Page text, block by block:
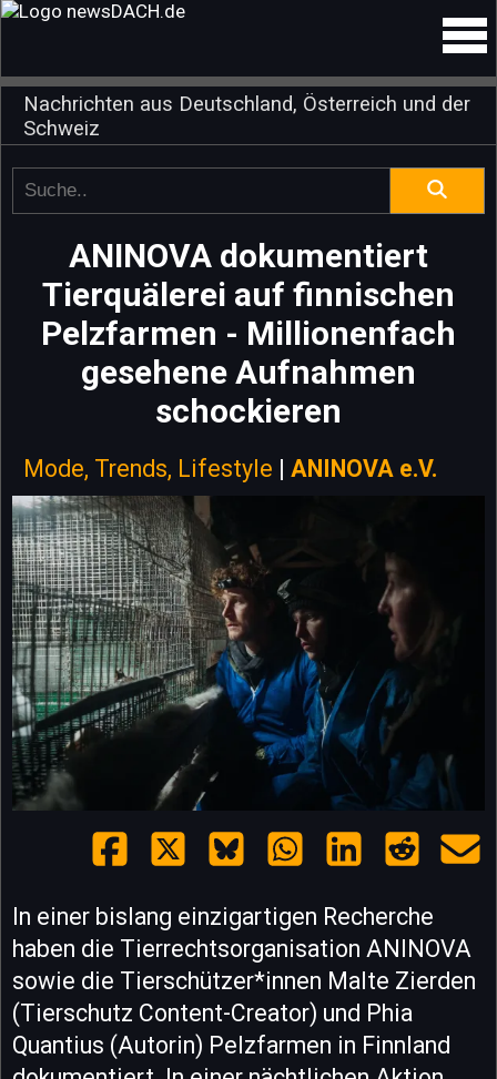
Nachrichten aus Deutschland, Österreich und der
Schweiz
ANINOVA dokumentiert
Tierquälerei auf finnischen
Pelzfarmen - Millionenfach
gesehene Aufnahmen
schockieren
Mode, Trends, Lifestyle | ANINOVA e.V.
In einer bislang einzigartigen Recherche
haben die Tierrechtsorganisation ANINOVA
sowie die Tierschützer*innen Malte Zierden
(Tierschutz Content-Creator) und Phia
Quantius (Autorin) Pelzfarmen in Finnland